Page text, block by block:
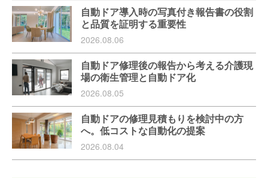
自動ドア導入時の写真付き報告書の役割
と品質を証明する重要性
2026.08.06
自動ドア修理後の報告から考える介護現
場の衛生管理と自動ドア化
2026.08.05
自動ドアの修理見積もりを検討中の方
へ。低コストな自動化の提案
2026.08.04